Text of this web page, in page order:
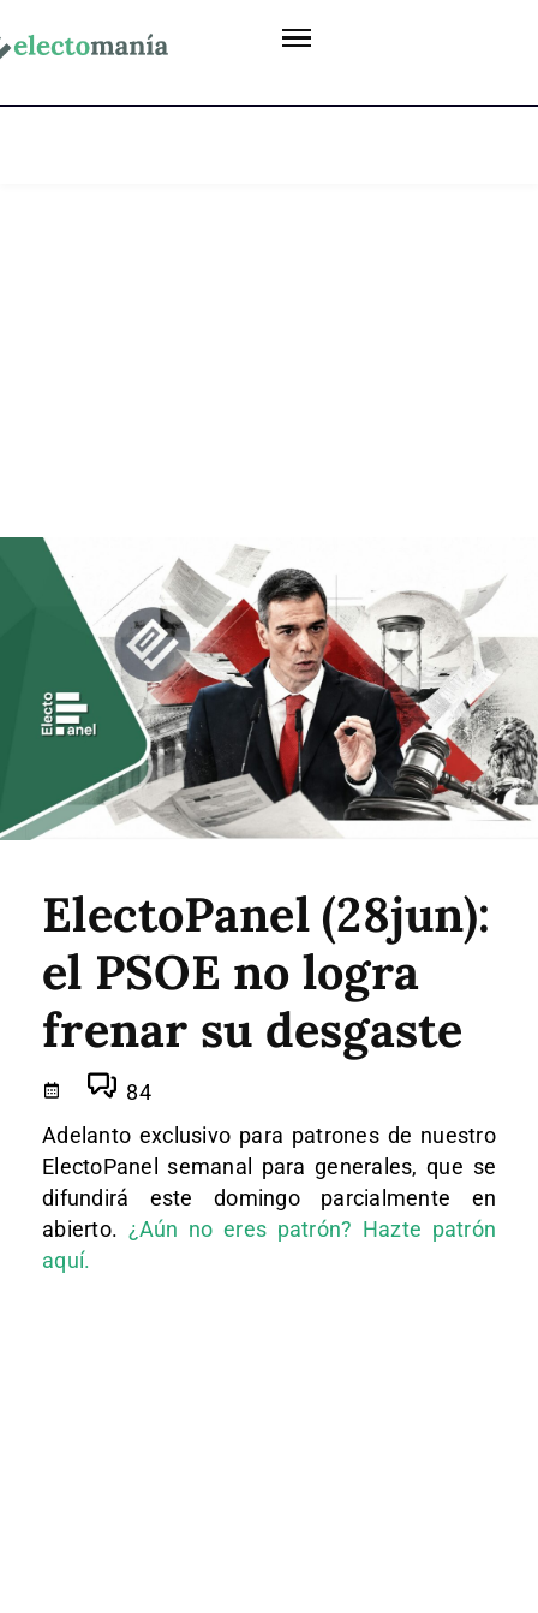
ElectoPanel (28jun):
el PSOE no logra
frenar su desgaste
84
Adelanto exclusivo para patrones de nuestro
ElectoPanel semanal para generales, que se
difundirá este domingo parcialmente en
abierto. ¿Aún no eres patrón? Hazte patrón
aquí.